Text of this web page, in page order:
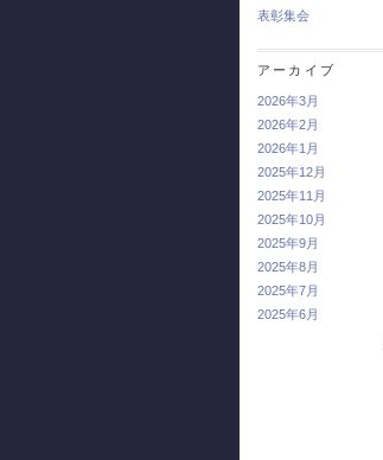
表彰集会
アーカイブ
2026年3月
2026年2月
2026年1月
2025年12月
2025年11月
2025年10月
2025年9月
2025年8月
2025年7月
2025年6月